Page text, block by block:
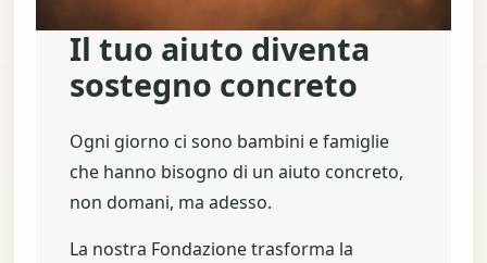
Il tuo aiuto diventa
sostegno concreto
Ogni giorno ci sono bambini e famiglie
che hanno bisogno di un aiuto concreto,
non domani, ma adesso.
La nostra Fondazione trasforma la